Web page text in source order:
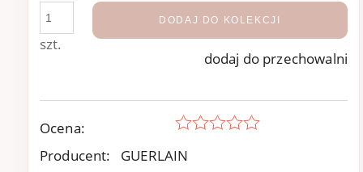
szt.
DODAJ DO KOLEKCJI
dodaj do przechowalni
Ocena:
Producent:
GUERLAIN